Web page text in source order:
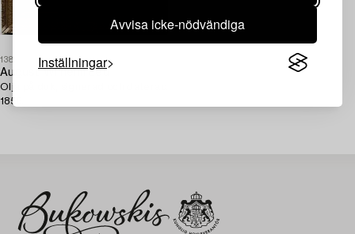
Avvisa icke-nödvändiga
Inställningar
1384168
August Wilhelm Leu
Olja på duk, signerad och daterad
1858.